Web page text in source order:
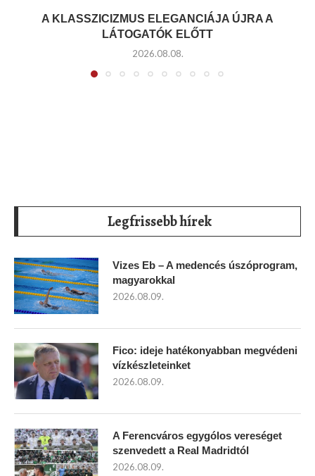
A KLASSZICIZMUS ELEGANCIÁJA ÚJRA A
LÁTOGATÓK ELŐTT
2026.08.08.
Legfrissebb hírek
Vizes Eb – A medencés úszóprogram,
magyarokkal
2026.08.09.
Fico: ideje hatékonyabban megvédeni
vízkészleteinket
2026.08.09.
A Ferencváros egygólos vereséget
szenvedett a Real Madridtól
2026.08.09.